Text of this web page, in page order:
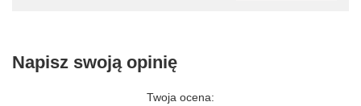
Napisz swoją opinię
Twoja ocena: